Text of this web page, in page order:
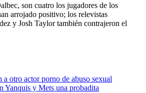
son cuatro los jugadores de los
arrojado positivo; los relevistas
y Josh Taylor también contrajeron el
a otro actor porno de abuso sexual
Yanquis y Mets una probadita